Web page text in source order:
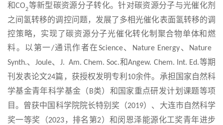
和CO2
等新型碳资源分子转化。针对碳资源分子与光催化剂
之间氢转移的调控问题，发展了多相光催化表面氢转移的调
控策略，实现了碳资源分子光催化转化制聚合物单体和燃
料。 以第一/通讯作者在Science、 Nature Energy、 Nature
Synth.、 Joule、 J. Am. Chem. Soc.和Angew. Chem. Int. Ed.等期
刊发表论文24篇，获授权发明专利 10余件。承担国家自然科
学基金青年科学基金（ B类）和国家重点研发计划课题等项
目。 曾获中国科学院院长特别奖（2019）、大连市自然科学
奖一等奖（2023 ，排名第2）和闵恩泽能源化工奖青年进步